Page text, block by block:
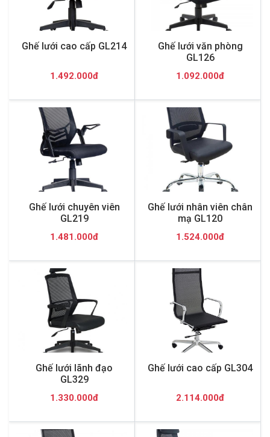
Ghế lưới cao cấp GL214
1.492.000đ
Ghế lưới văn phòng
GL126
1.092.000đ
Ghế lưới chuyên viên
GL219
1.481.000đ
Ghế lưới nhân viên chân
mạ GL120
1.524.000đ
Ghế lưới lãnh đạo
GL329
1.330.000đ
Ghế lưới cao cấp GL304
2.114.000đ